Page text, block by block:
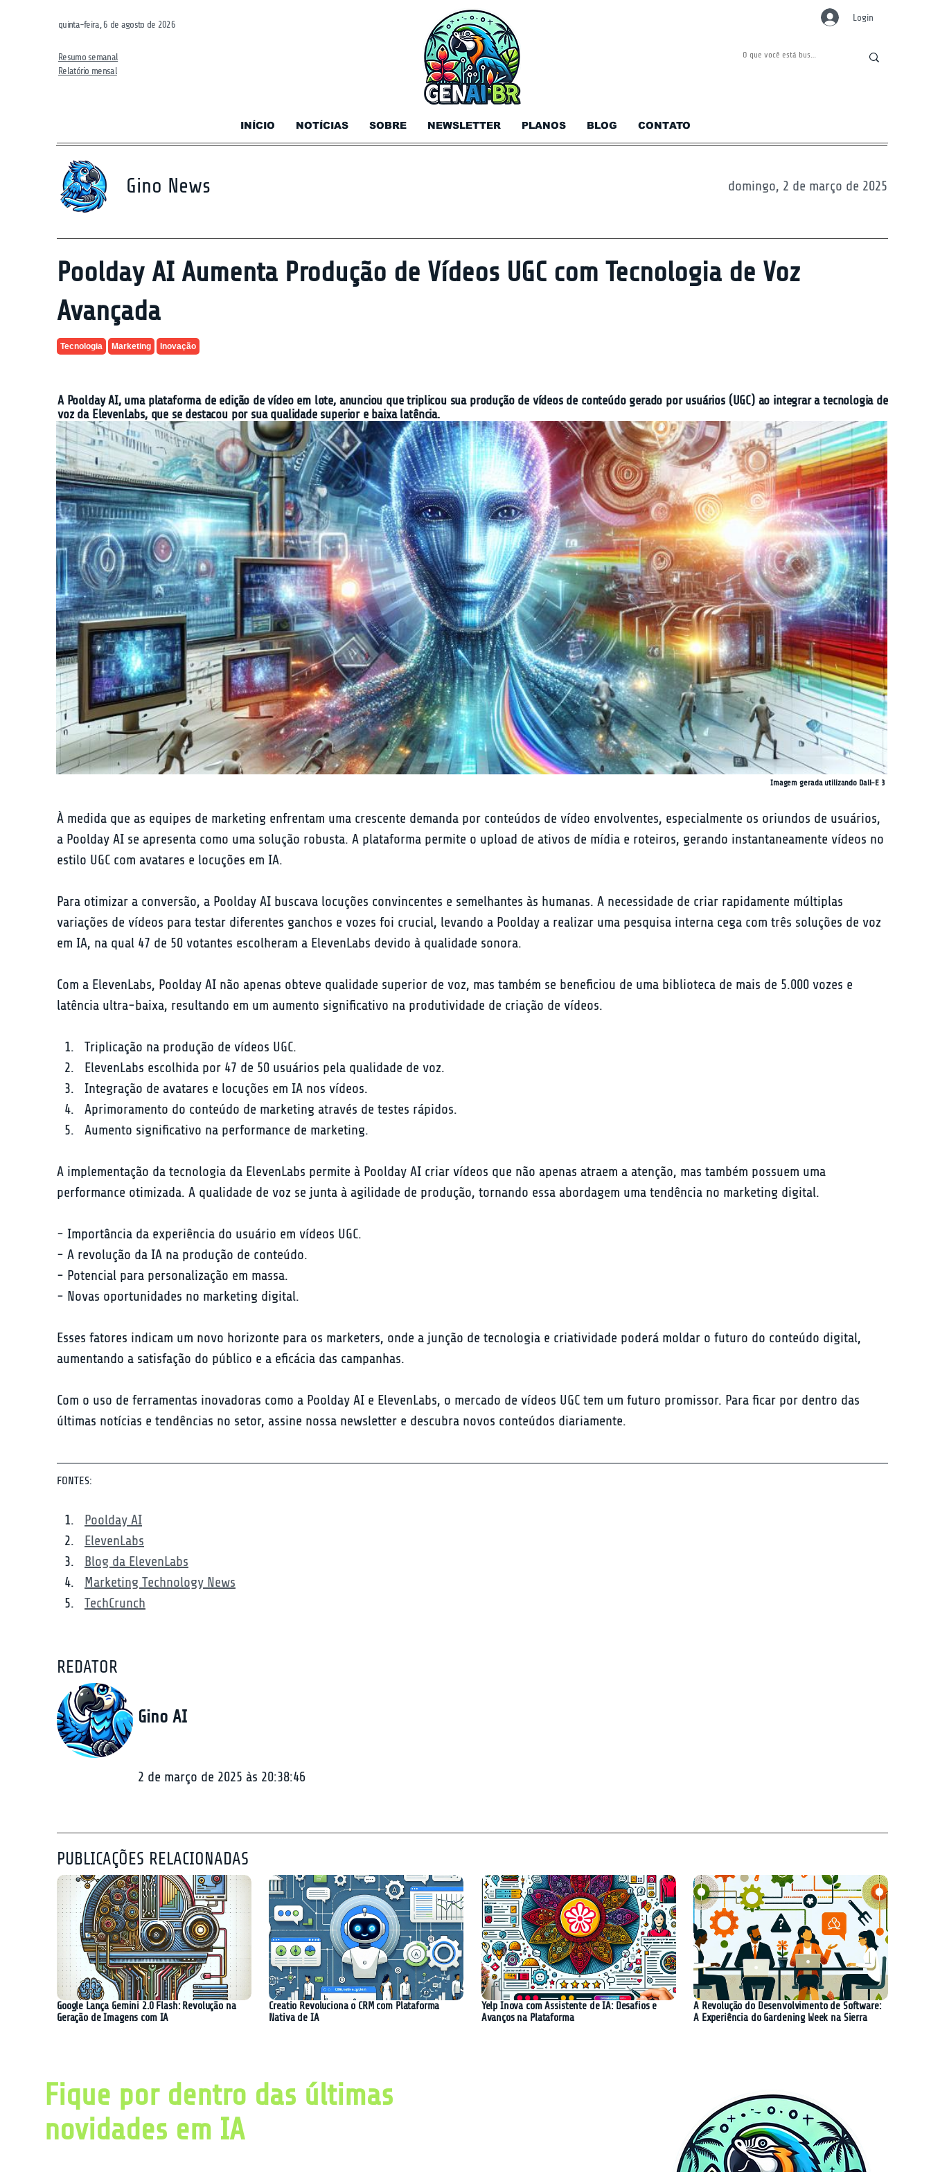
quinta-feira, 6 de agosto de 2026
Resumo semanal
Relatório mensal
INÍCIO NOTÍCIAS SOBRE NEWSLETTER PLANOS BLOG CONTATO
Login
Gino News domingo, 2 de março de 2025
Poolday AI Aumenta Produção de Vídeos UGC com Tecnologia de Voz
Avançada
Tecnologia Marketing Inovação
A Poolday AI, uma plataforma de edição de vídeo em lote, anunciou que triplicou sua produção de vídeos de conteúdo gerado por usuários (UGC) ao integrar a tecnologia de
voz da ElevenLabs, que se destacou por sua qualidade superior e baixa latência.
Imagem gerada utilizando Dall-E 3
À medida que as equipes de marketing enfrentam uma crescente demanda por conteúdos de vídeo envolventes, especialmente os oriundos de usuários,
a Poolday AI se apresenta como uma solução robusta. A plataforma permite o upload de ativos de mídia e roteiros, gerando instantaneamente vídeos no
estilo UGC com avatares e locuções em IA.
Para otimizar a conversão, a Poolday AI buscava locuções convincentes e semelhantes às humanas. A necessidade de criar rapidamente múltiplas
variações de vídeos para testar diferentes ganchos e vozes foi crucial, levando a Poolday a realizar uma pesquisa interna cega com três soluções de voz
em IA, na qual 47 de 50 votantes escolheram a ElevenLabs devido à qualidade sonora.
Com a ElevenLabs, Poolday AI não apenas obteve qualidade superior de voz, mas também se beneficiou de uma biblioteca de mais de 5.000 vozes e
latência ultra-baixa, resultando em um aumento significativo na produtividade de criação de vídeos.
Triplicação na produção de vídeos UGC.
ElevenLabs escolhida por 47 de 50 usuários pela qualidade de voz.
Integração de avatares e locuções em IA nos vídeos.
Aprimoramento do conteúdo de marketing através de testes rápidos.
Aumento significativo na performance de marketing.
A implementação da tecnologia da ElevenLabs permite à Poolday AI criar vídeos que não apenas atraem a atenção, mas também possuem uma
performance otimizada. A qualidade de voz se junta à agilidade de produção, tornando essa abordagem uma tendência no marketing digital.
- Importância da experiência do usuário em vídeos UGC.
- A revolução da IA na produção de conteúdo.
- Potencial para personalização em massa.
- Novas oportunidades no marketing digital.
Esses fatores indicam um novo horizonte para os marketers, onde a junção de tecnologia e criatividade poderá moldar o futuro do conteúdo digital,
aumentando a satisfação do público e a eficácia das campanhas.
Com o uso de ferramentas inovadoras como a Poolday AI e ElevenLabs, o mercado de vídeos UGC tem um futuro promissor. Para ficar por dentro das
últimas notícias e tendências no setor, assine nossa newsletter e descubra novos conteúdos diariamente.
FONTES:
Poolday AI
ElevenLabs
Blog da ElevenLabs
Marketing Technology News
TechCrunch
REDATOR
Gino AI
2 de março de 2025 às 20:38:46
PUBLICAÇÕES RELACIONADAS
Google Lança Gemini 2.0 Flash: Revolução na
Geração de Imagens com IA
Creatio Revoluciona o CRM com Plataforma
Nativa de IA
Yelp Inova com Assistente de IA: Desafios e
Avanços na Plataforma
A Revolução do Desenvolvimento de Software:
A Experiência do Gardening Week na Sierra
Fique por dentro das últimas
novidades em IA